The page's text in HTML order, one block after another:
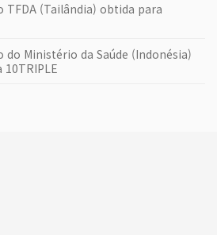
TFDA (Tailândia) obtida para
do Ministério da Saúde (Indonésia)